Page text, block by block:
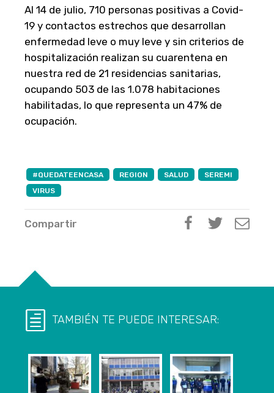
Al 14 de julio, 710 personas positivas a Covid-
19 y contactos estrechos que desarrollan
enfermedad leve o muy leve y sin criterios de
hospitalización realizan su cuarentena en
nuestra red de 21 residencias sanitarias,
ocupando 503 de las 1.078 habitaciones
habilitadas, lo que representa un 47% de
ocupación.
#QUEDATEENCASA REGION SALUD
SEREMI
VIRUS
Compartir
TAMBIÉN TE PUEDE INTERESAR: